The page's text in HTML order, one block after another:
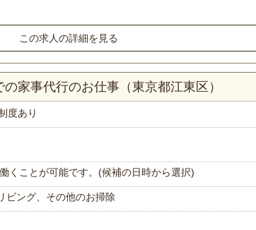
この求人の詳細を見る
家事代行のお仕事（東京都江東区）
度あり
くことが可能です。(候補の日時から選択)
ビング、その他のお掃除